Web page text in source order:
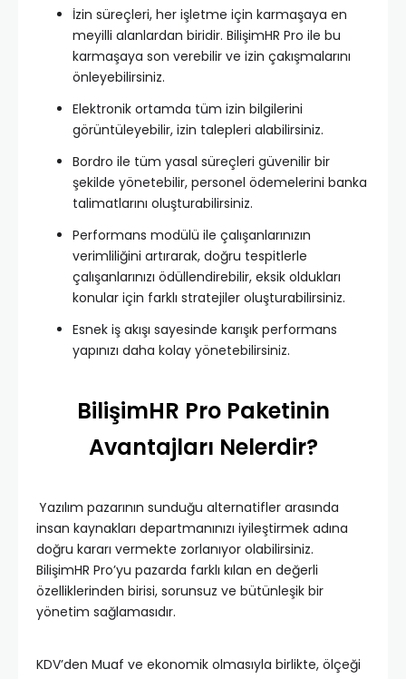
İzin süreçleri, her işletme için karmaşaya en
meyilli alanlardan biridir. BilişimHR Pro ile bu
karmaşaya son verebilir ve izin çakışmalarını
önleyebilirsiniz.
Elektronik ortamda tüm izin bilgilerini
görüntüleyebilir, izin talepleri alabilirsiniz.
Bordro ile tüm yasal süreçleri güvenilir bir
şekilde yönetebilir, personel ödemelerini banka
talimatlarını oluşturabilirsiniz.
Performans modülü ile çalışanlarınızın
verimliliğini artırarak, doğru tespitlerle
çalışanlarınızı ödüllendirebilir, eksik oldukları
konular için farklı stratejiler oluşturabilirsiniz.
Esnek iş akışı sayesinde karışık performans
yapınızı daha kolay yönetebilirsiniz.
BilişimHR Pro Paketinin
Avantajları Nelerdir?
Yazılım pazarının sunduğu alternatifler arasında
insan kaynakları departmanınızı iyileştirmek adına
doğru kararı vermekte zorlanıyor olabilirsiniz.
BilişimHR Pro’yu pazarda farklı kılan en değerli
özelliklerinden birisi, sorunsuz ve bütünleşik bir
yönetim sağlamasıdır.
KDV’den Muaf ve ekonomik olmasıyla birlikte, ölçeği